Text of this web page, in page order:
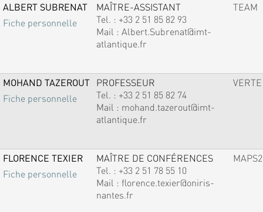
ALBERT SUBRENAT
Fiche personnelle
MAÎTRE-ASSISTANT
Tel. : +33 2 51 85 82 93
Mail : Albert.Subrenat@imt-
atlantique.fr
TEAM
MOHAND TAZEROUT
Fiche personnelle
PROFESSEUR
Tel. : +33 2 51 85 82 74
Mail : mohand.tazerout@imt-
atlantique.fr
VERTE
FLORENCE TEXIER
Fiche personnelle
MAÎTRE DE CONFÉRENCES
Tel. : +33 2 51 78 55 10
Mail : florence.texier@oniris-
nantes.fr
MAPS2